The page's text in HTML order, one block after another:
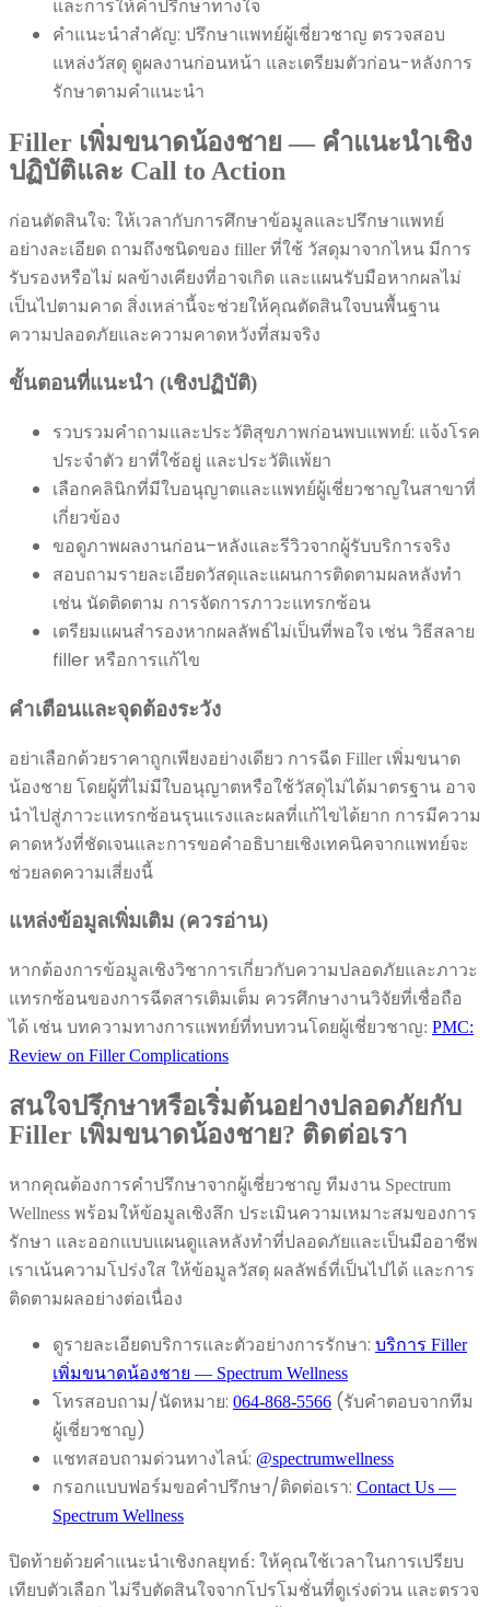
และการให้คำปรึกษาทางใจ
คำแนะนำสำคัญ: ปรึกษาแพทย์ผู้เชี่ยวชาญ ตรวจสอบ
แหล่งวัสดุ ดูผลงานก่อนหน้า และเตรียมตัวก่อน-หลังการ
รักษาตามคำแนะนำ
Filler เพิ่มขนาดน้องชาย — คำแนะนำเชิง
ปฏิบัติและ Call to Action
ก่อนตัดสินใจ: ให้เวลากับการศึกษาข้อมูลและปรึกษาแพทย์
อย่างละเอียด ถามถึงชนิดของ filler ที่ใช้ วัสดุมาจากไหน มีการ
รับรองหรือไม่ ผลข้างเคียงที่อาจเกิด และแผนรับมือหากผลไม่
เป็นไปตามคาด สิ่งเหล่านี้จะช่วยให้คุณตัดสินใจบนพื้นฐาน
ความปลอดภัยและความคาดหวังที่สมจริง
ขั้นตอนที่แนะนำ (เชิงปฏิบัติ)
รวบรวมคำถามและประวัติสุขภาพก่อนพบแพทย์: แจ้งโรค
ประจำตัว ยาที่ใช้อยู่ และประวัติแพ้ยา
เลือกคลินิกที่มีใบอนุญาตและแพทย์ผู้เชี่ยวชาญในสาขาที่
เกี่ยวข้อง
ขอดูภาพผลงานก่อน–หลังและรีวิวจากผู้รับบริการจริง
สอบถามรายละเอียดวัสดุและแผนการติดตามผลหลังทำ
เช่น นัดติดตาม การจัดการภาวะแทรกซ้อน
เตรียมแผนสำรองหากผลลัพธ์ไม่เป็นที่พอใจ เช่น วิธีสลาย
filler หรือการแก้ไข
คำเตือนและจุดต้องระวัง
อย่าเลือกด้วยราคาถูกเพียงอย่างเดียว การฉีด Filler เพิ่มขนาด
น้องชาย โดยผู้ที่ไม่มีใบอนุญาตหรือใช้วัสดุไม่ได้มาตรฐาน อาจ
นำไปสู่ภาวะแทรกซ้อนรุนแรงและผลที่แก้ไขได้ยาก การมีความ
คาดหวังที่ชัดเจนและการขอคำอธิบายเชิงเทคนิคจากแพทย์จะ
ช่วยลดความเสี่ยงนี้
แหล่งข้อมูลเพิ่มเติม (ควรอ่าน)
หากต้องการข้อมูลเชิงวิชาการเกี่ยวกับความปลอดภัยและภาวะ
แทรกซ้อนของการฉีดสารเติมเต็ม ควรศึกษางานวิจัยที่เชื่อถือ
ได้ เช่น บทความทางการแพทย์ที่ทบทวนโดยผู้เชี่ยวชาญ: PMC:
Review on Filler Complications
สนใจปรึกษาหรือเริ่มต้นอย่างปลอดภัยกับ
Filler เพิ่มขนาดน้องชาย? ติดต่อเรา
หากคุณต้องการคำปรึกษาจากผู้เชี่ยวชาญ ทีมงาน Spectrum
Wellness พร้อมให้ข้อมูลเชิงลึก ประเมินความเหมาะสมของการ
รักษา และออกแบบแผนดูแลหลังทำที่ปลอดภัยและเป็นมืออาชีพ
เราเน้นความโปร่งใส ให้ข้อมูลวัสดุ ผลลัพธ์ที่เป็นไปได้ และการ
ติดตามผลอย่างต่อเนื่อง
ดูรายละเอียดบริการและตัวอย่างการรักษา: บริการ Filler
เพิ่มขนาดน้องชาย — Spectrum Wellness
โทรสอบถาม/นัดหมาย: 064-868-5566 (รับคำตอบจากทีม
ผู้เชี่ยวชาญ)
แชทสอบถามด่วนทางไลน์: @spectrumwellness
กรอกแบบฟอร์มขอคำปรึกษา/ติดต่อเรา: Contact Us —
Spectrum Wellness
ปิดท้ายด้วยคำแนะนำเชิงกลยุทธ์: ให้คุณใช้เวลาในการเปรียบ
เทียบตัวเลือก ไม่รีบตัดสินใจจากโปรโมชั่นที่ดูเร่งด่วน และตรวจ